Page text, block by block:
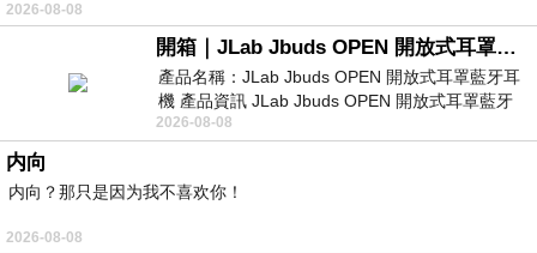
2026-08-08
開箱｜JLab Jbuds OPEN 開放式耳罩藍牙耳機 - 設計美學，輕巧、透氣、環境音全物理達成！
產品名稱：JLab Jbuds OPEN 開放式耳罩藍牙耳
機 產品資訊 JLab Jbuds OPEN 開放式耳罩藍牙
耳機評語：非常有特色，值得喜愛美型工
2026-08-08
内向
内向？那只是因为我不喜欢你！
2026-08-08